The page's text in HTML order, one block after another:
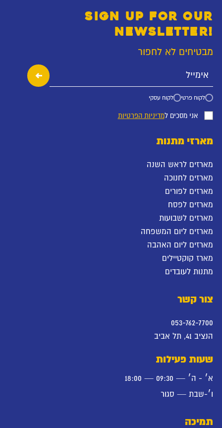
SIGN UP FOR OUR
NEWSLETTER!
מבטיחים לא לחפור
לקוח פרטי לקוח עסקי
אני מסכים למדיניות הפרטיות
מארזי מתנות
מארזים לראש השנה
מארזים לחנוכה
מארזים לפורים
מארזים לפסח
מארזים לשבועות
מארזים ליום המשפחה
מארזים ליום האהבה
מארז קוקטיילים
מתנות לעובדים
צור קשר
053-762-7700
הנציב 41, תל אביב
שעות פעילות
א׳ - ה׳ — 09:30 — 18:00
ו׳-שבת — סגור
תמיכה